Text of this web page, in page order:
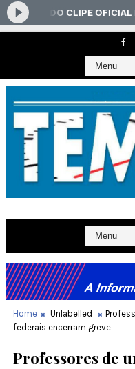
Home Unlabelled
federais encerram greve
Professores de